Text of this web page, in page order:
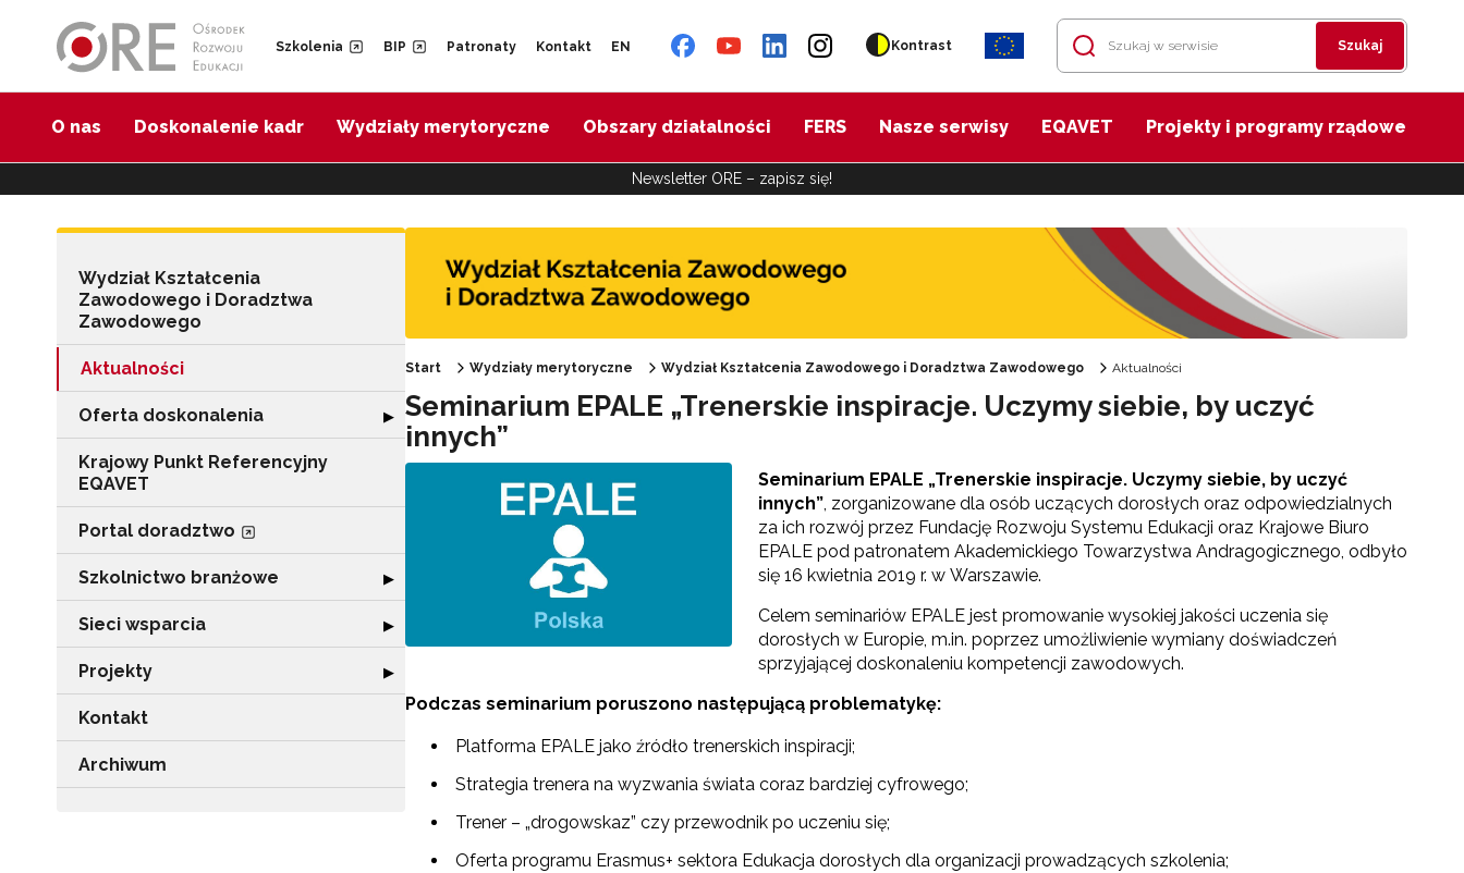
Szkolenia BIP Patronaty Kontakt EN Kontrast Szukaj
O nas Doskonalenie kadr Wydziały merytoryczne Obszary działalności FERS Nasze serwisy EQAVET Projekty i programy rządowe
Newsletter ORE – zapisz się!
Wydział Kształcenia
Zawodowego i Doradztwa
Zawodowego
Aktualności
Oferta doskonalenia Rozwiń sekcję "Oferta doskonalenia"
▶
Krajowy Punkt Referencyjny
EQAVET
Portal doradztwo
Szkolnictwo branżowe Rozwiń sekcję "Szkolnictwo branżowe"
▶
Sieci wsparcia Rozwiń sekcję "Sieci wsparcia"
▶
Projekty Rozwiń sekcję "Projekty"
▶
Kontakt
Archiwum
Start Wydziały merytoryczne Wydział Kształcenia Zawodowego i Doradztwa Zawodowego Aktualności
Seminarium EPALE „Trenerskie inspiracje. Uczymy siebie, by uczyć
innych”
Seminarium EPALE „Trenerskie inspiracje. Uczymy siebie, by uczyć
innych”, zorganizowane dla osób uczących dorosłych oraz odpowiedzialnych
za ich rozwój przez Fundację Rozwoju Systemu Edukacji oraz Krajowe Biuro
EPALE pod patronatem Akademickiego Towarzystwa Andragogicznego, odbyło
się 16 kwietnia 2019 r. w Warszawie.
Celem seminariów EPALE jest promowanie wysokiej jakości uczenia się
dorosłych w Europie, m.in. poprzez umożliwienie wymiany doświadczeń
sprzyjającej doskonaleniu kompetencji zawodowych.
Podczas seminarium poruszono następującą problematykę:
Platforma EPALE jako źródło trenerskich inspiracji;
Strategia trenera na wyzwania świata coraz bardziej cyfrowego;
Trener – „drogowskaz” czy przewodnik po uczeniu się;
Oferta programu Erasmus+ sektora Edukacja dorosłych dla organizacji prowadzących szkolenia;